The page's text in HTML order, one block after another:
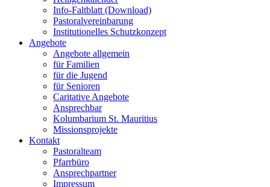
Info-Faltblatt (Download)
Pastoralvereinbarung
Institutionelles Schutzkonzept
Angebote
Angebote allgemein
für Familien
für die Jugend
für Senioren
Caritative Angebote
Ansprechbar
Kolumbarium St. Mauritius
Missionsprojekte
Kontakt
Pastoralteam
Pfarrbüro
Ansprechpartner
Impressum